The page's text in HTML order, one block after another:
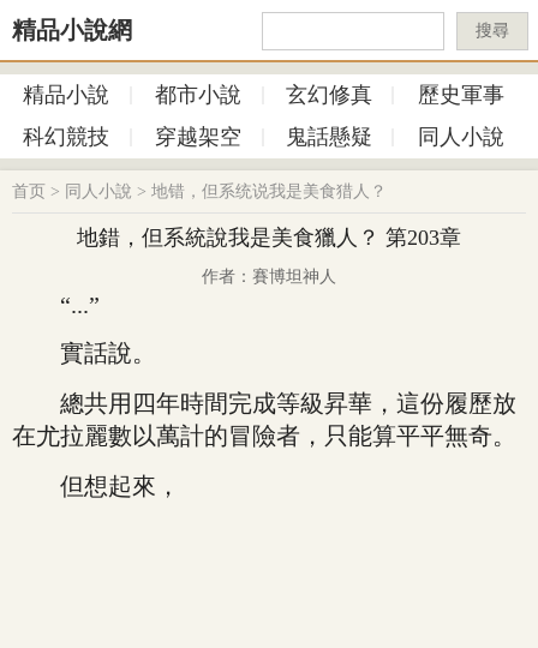
精品小說網 搜尋
精品小說 都市小說 玄幻修真
歷史軍事
科幻競技
穿越架空 鬼話懸疑 同人小說
首页 > 同人小說 > 地错，但系统说我是美食猎人？
地錯，但系統說我是美食獵人？ 第203章
作者：賽博坦神人
“...”
實話說。
總共用四年時間完成等級昇華，這份履歷放
在尤拉麗數以萬計的冒險者，只能算平平無奇。
但想起來，